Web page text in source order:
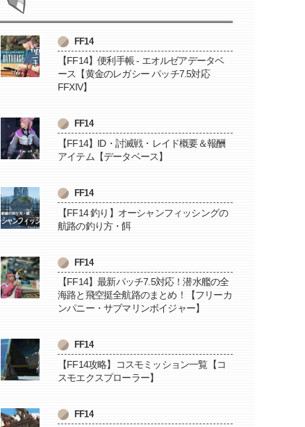
FF14
【FF14】便利手帳 - エオルゼアデータベ
ース【黄金のレガシー パッチ7.5対応
FFXIV】
FF14
【FF14】ID・討滅戦・レイド概要＆報酬
アイテム【データベース】
FF14
【FF14 釣り】オーシャンフィッシングの
航路の釣り方・餌
FF14
【FF14】最新パッチ7.5対応！潜水艦の全
海路と飛空挺全航路のまとめ！【フリーカ
ンパニー・サブマリンボイジャー】
FF14
【FF14攻略】コスモミッション一覧【コ
スモエクスプローラー】
FF14